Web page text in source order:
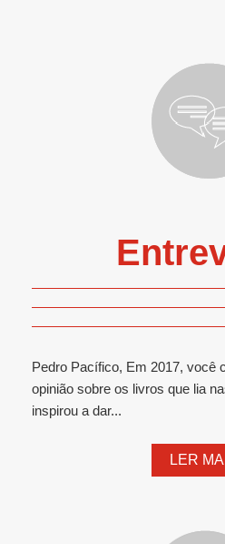
Pedro Pacífico, Em 2017, você
opinião sobre os livros que lia
inspirou a dar...
LER